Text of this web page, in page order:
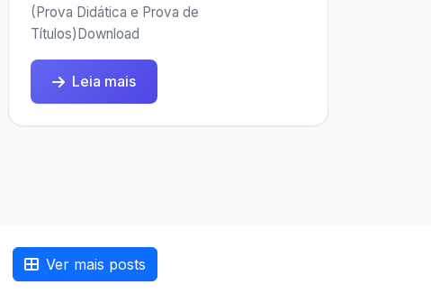
(Prova Didática e Prova de
Títulos)Download
Leia mais
Ver mais posts